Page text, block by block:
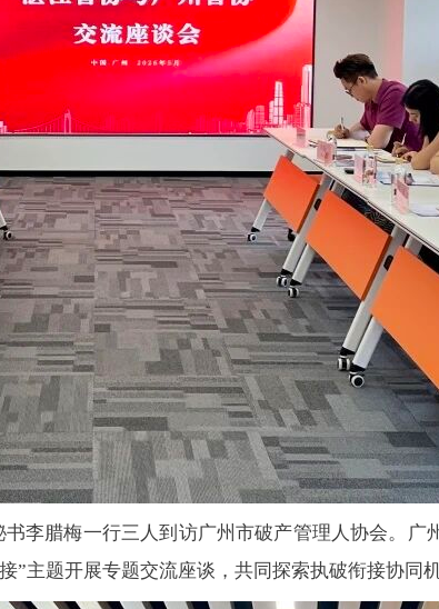
李腊梅一行三人到访广州市破产管理人协会。广
主题开展专题交流座谈，共同探索执破衔接协同